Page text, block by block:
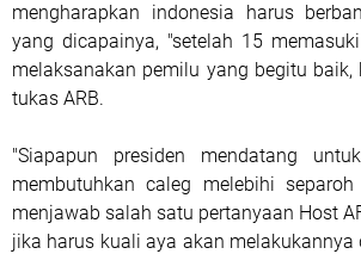
mengharapkan indonesia harus
yang dicapainya, "setelah 15
melaksanakan pemilu yang begitu baik,
tukas ARB.
"Siapapun presiden mendatang
membutuhkan caleg melebihi
menjawab salah satu pertanyaan Host
jika harus kuali aya akan melakukannya